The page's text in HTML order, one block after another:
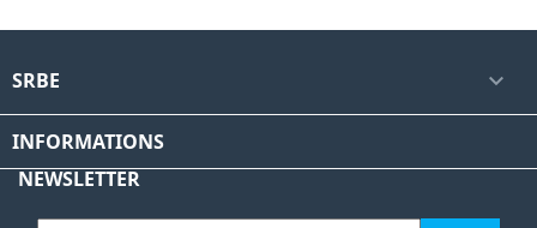
SRBE 
INFORMATIONS
NEWSLETTER